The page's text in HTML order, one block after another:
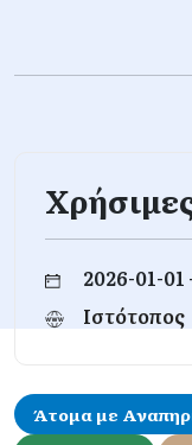
2026-01-01
Ιστότοπος
Άτομα με